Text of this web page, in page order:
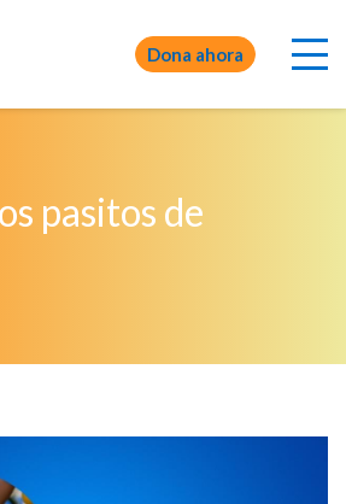
Dona ahora
pasitos de